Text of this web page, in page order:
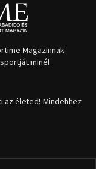
Magazinnak
minél
az életed! Mindehhez